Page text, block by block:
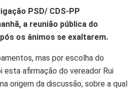
PSD/ CDS-PP
a reunião pública do
os ânimos se exaltarem.
mas por escolha do
esta afirmação do vereador Rui
origem da discussão, sobre a qual